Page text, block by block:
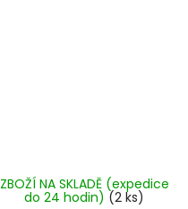
ZBOŽÍ NA SKLADĚ (expedice
do 24 hodin) (2 ks)